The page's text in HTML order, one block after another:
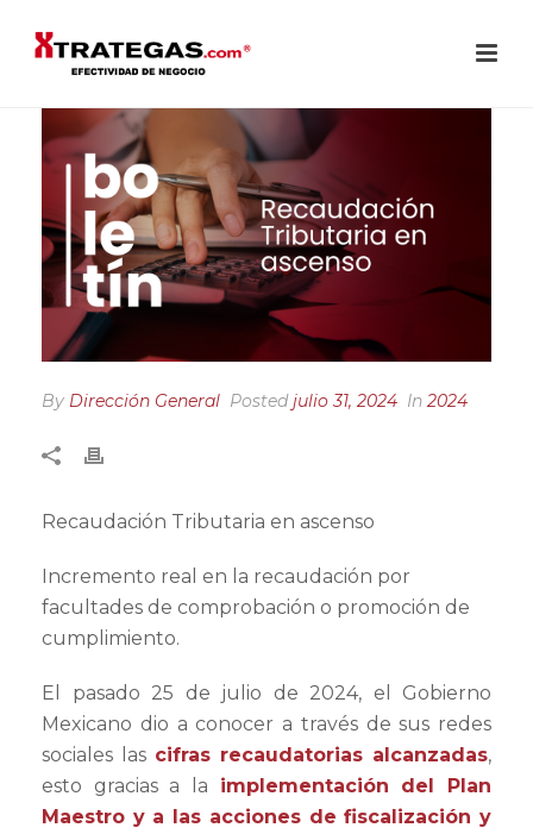
By Dirección General Postedjulio 31, 2024 In 2024
Recaudación Tributaria en ascenso
Incremento real en la recaudación por
facultades de comprobación o promoción de
cumplimiento.
El pasado 25 de julio de 2024, el Gobierno
Mexicano dio a conocer a través de sus redes
sociales las cifras recaudatorias alcanzadas,
esto gracias a la implementación del Plan
Maestro y a las acciones de fiscalización y